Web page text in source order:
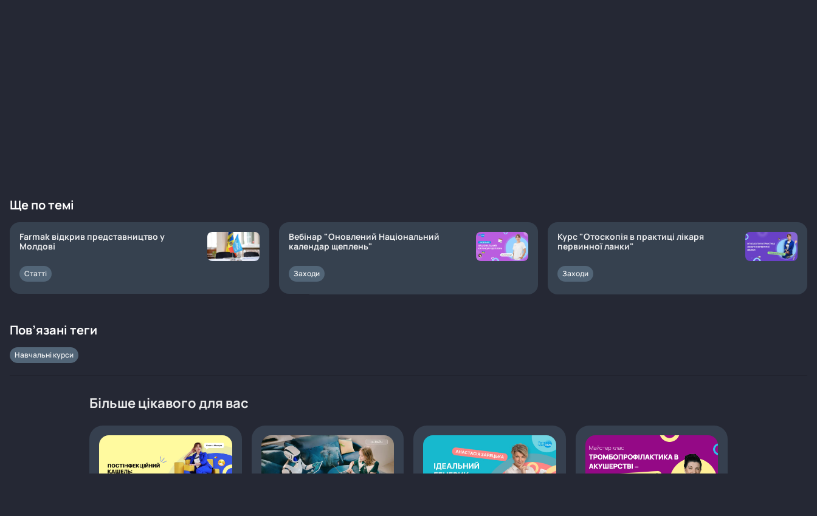
Ще по темі
Farmak відкрив представництво у
Молдові
Статті
Вебінар "Оновлений Національний
календар щеплень"
Заходи
Курс "Отоскопія в практиці лікаря
первинної ланки"
Заходи
Пов’язані теги
Навчальні курси
Більше цікавого для вас